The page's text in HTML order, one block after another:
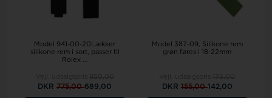
Model 941-00-20Lækker
silikone rem i sort, passer til
Rolex ...
DKR775,00689,00
Model 387-09
Silikone rem
grøn føres i 18-22mm
DKR 155,00142,00